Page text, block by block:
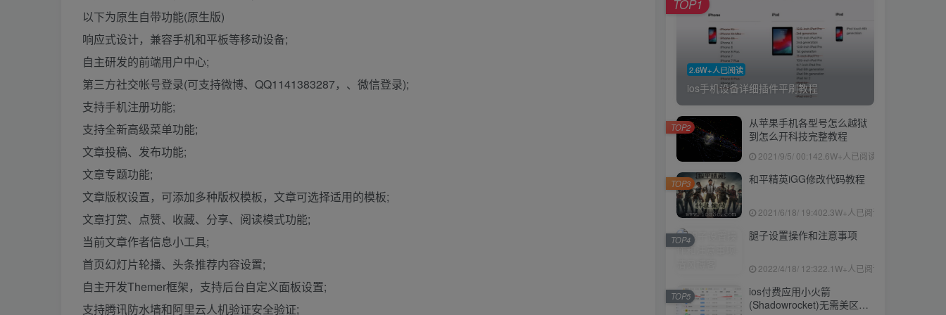
以下为原生自带功能(原生版)
响应式设计，兼容手机和平板等移动设备;
自主研发的前端用户中心;
第三方社交帐号登录(可支持微博、QQ1141383287，、微信登录);
支持手机注册功能;
支持全新高级菜单功能;
文章投稿、发布功能;
文章专题功能;
文章版权设置，可添加多种版权模板，文章可选择适用的模板;
文章打赏、点赞、收藏、分享、阅读模式功能;
当前文章作者信息小工具;
首页幻灯片轮播、头条推荐内容设置;
自主开发Themer框架，支持后台自定义面板设置;
支持腾讯防水墙和阿里云人机验证安全验证;
2.6W+人已阅读
ios手机设备详细插件平刷教程
TOP1
从苹果手机各型号怎么越狱
到怎么开科技完整教程
2021/9/5/ 00:142.6W+人已阅读
TOP2
和平精英iGG修改代码教程
2021/6/18/ 19:402.3W+人已阅读
TOP3
腿子设置操作和注意事项
2022/4/18/ 12:322.1W+人已阅读
TOP4
ios付费应用小火箭
(Shadowrocket)无需美区苹
TOP5